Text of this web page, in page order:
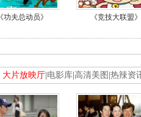
《功夫总动员》 《竞技大联盟》
大片放映厅 电影库 高清美图 热辣资